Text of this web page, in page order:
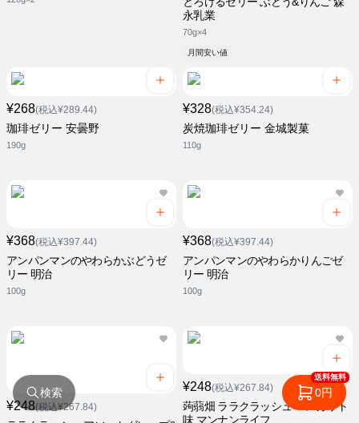
永乳業
70g×4
月間安い値
¥268(税込¥289.44)
珈琲ゼリー 安曇野
190g
¥328(税込¥354.24)
炭焼珈琲ゼリー 金城製菓
110g
¥368(税込¥397.44)
アンパンマンのやわらかぶどうゼ
リー 明治
100g
¥368(税込¥397.44)
アンパンマンのやわらかりんごゼ
リー 明治
100g
¥248(税込¥267.84)
¥248(税込¥267.84)
蒟蒻畑 ララクラッシュ マスカット
味 マンナンライフ
検索
送料無料
0円